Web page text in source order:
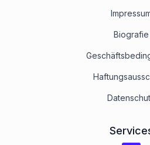
Biografie